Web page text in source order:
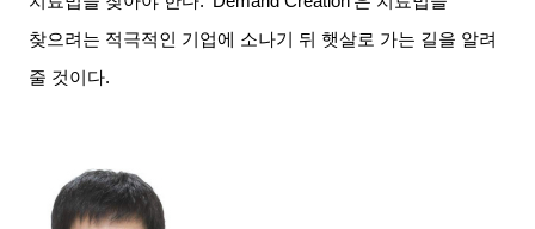
찾으려는 적극적인 기업에 소나기 뒤 햇살로 가는 길을 알려
줄 것이다.